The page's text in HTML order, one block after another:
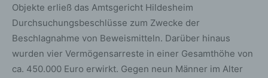
Objekte erließ das Amtsgericht Hildesheim
Durchsuchungsbeschlüsse zum Zwecke der
Beschlagnahme von Beweismitteln. Darüber hinaus
wurden vier Vermögensarreste in einer Gesamthöhe von
ca. 450.000 Euro erwirkt. Gegen neun Männer im Alter